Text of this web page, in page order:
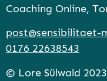
Coaching Online,
post@sensibilitaet-
0176 22638543
© Lore Sülwald 2023